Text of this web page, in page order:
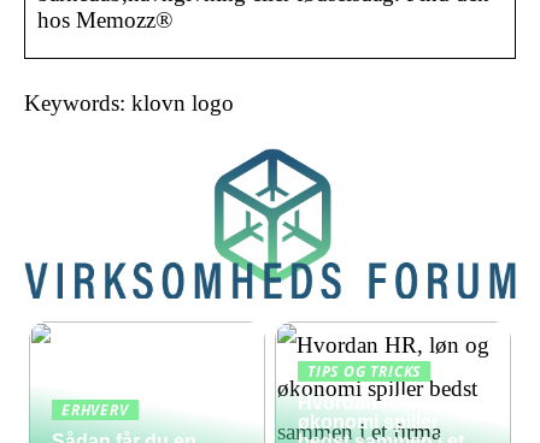
hos Memozz®
Keywords: klovn logo
ERHVERV
TIPS OG TRICKS
Hvordan HR, løn og
økonomi spiller